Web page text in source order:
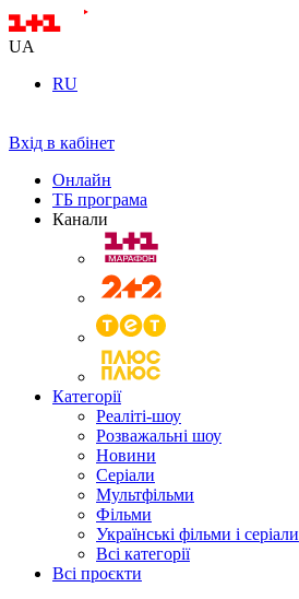
UA
RU
Вхід в кабінет
Онлайн
ТБ програма
Канали
Категорії
Реаліті-шоу
Розважальні шоу
Новини
Серіали
Мультфільми
Фільми
Українські фільми і серіали
Всі категорії
Всі проєкти